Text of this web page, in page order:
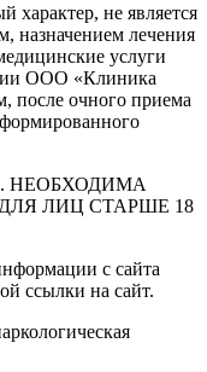
характер, не является
назначением лечения
услуги
ООО «Клиника
после очного приема
НЕОБХОДИМА
ЛИЦ СТАРШЕ 18
с сайта
ссылки на сайт.